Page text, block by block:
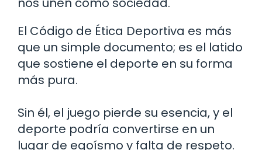
El Código de Ética Deportiva es más
que un simple documento; es el latido
que sostiene el deporte en su forma
más pura.
Sin él, el juego pierde su esencia, y el
deporte podría convertirse en un
lugar de egoísmo y falta de respeto.